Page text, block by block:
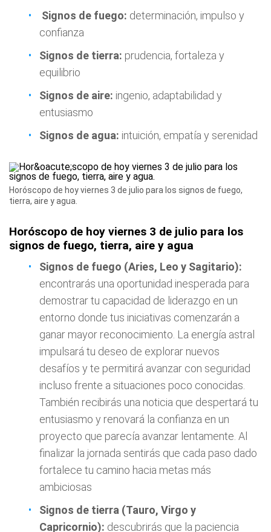
Signos de fuego: determinación, impulso y
confianza
Signos de tierra: prudencia, fortaleza y
equilibrio
Signos de aire: ingenio, adaptabilidad y
entusiasmo
Signos de agua: intuición, empatía y serenidad
Horóscopo de hoy viernes 3 de julio para los signos de fuego,
tierra, aire y agua.
Horóscopo de hoy viernes 3 de julio para los
signos de fuego, tierra, aire y agua
Signos de fuego (Aries, Leo y Sagitario):
encontrarás una oportunidad inesperada para
demostrar tu capacidad de liderazgo en un
entorno donde tus iniciativas comenzarán a
ganar mayor reconocimiento. La energía astral
impulsará tu deseo de explorar nuevos
desafíos y te permitirá avanzar con seguridad
incluso frente a situaciones poco conocidas.
También recibirás una noticia que despertará tu
entusiasmo y renovará la confianza en un
proyecto que parecía avanzar lentamente. Al
finalizar la jornada sentirás que cada paso dado
fortalece tu camino hacia metas más
ambiciosas
Signos de tierra (Tauro, Virgo y
Capricornio): descubrirás que la paciencia